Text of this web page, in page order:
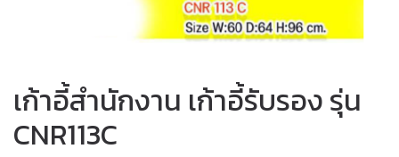
เก้าอี้สำนักงาน เก้าอี้รับรอง รุ่น
CNR113C